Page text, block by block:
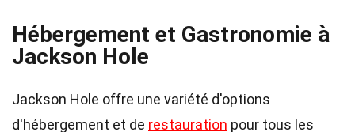
Hébergement et Gastronomie à
Jackson Hole
Jackson Hole offre une variété d'options
d'hébergement et de restauration pour tous les